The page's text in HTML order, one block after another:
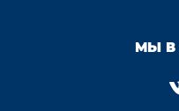
МЫ В